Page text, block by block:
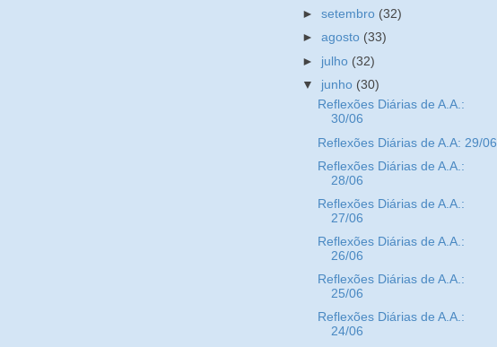
►setembro (32)
►agosto (33)
► julho (32)
▼ junho (30)
Reflexões Diárias de A.A.:
30/06
Reflexões Diárias de A.A: 29/06
Reflexões Diárias de A.A.:
28/06
Reflexões Diárias de A.A.:
27/06
Reflexões Diárias de A.A.:
26/06
Reflexões Diárias de A.A.:
25/06
Reflexões Diárias de A.A.:
24/06